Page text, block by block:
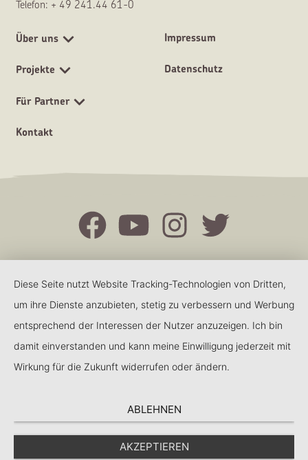
Telefon: + 49 241.44 61-0
Über uns
Projek­te
Für Partner
Kontakt
Impres­sum
Datenschutz
Diese Seite nutzt Website Tracking-Technologien von Dritten,
um ihre Dienste anzubieten, stetig zu verbessern und Werbung
entsprechend der Interessen der Nutzer anzuzeigen. Ich bin
damit einverstanden und kann meine Einwilligung jederzeit mit
Wirkung für die Zukunft widerrufen oder ändern.
ABLEHNEN
AKZEPTIEREN